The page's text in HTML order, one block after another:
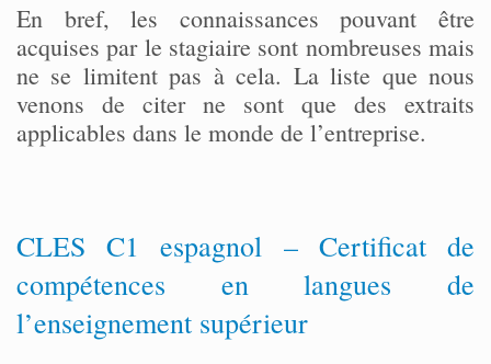
En bref, les connaissances pouvant être
acquises par le stagiaire sont nombreuses mais
ne se limitent pas à cela. La liste que nous
venons de citer ne sont que des extraits
applicables dans le monde de l’entreprise.
CLES C1 espagnol – Certificat de
compétences en langues de
l’enseignement supérieur